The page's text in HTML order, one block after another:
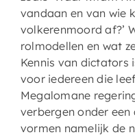
vandaan en van wie
volkerenmoord af?’
rolmodellen en wat
Kennis van dictators
voor iedereen die
Megalomane
verbergen onder
vormen namelijk de